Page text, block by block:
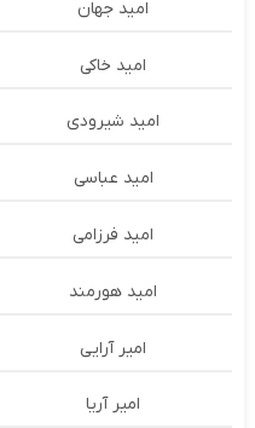
امید جهان
امید خاکی
امید شیرودی
امید عباسی
امید فرزامی
امید هورمند
امیر آرایی
امیر آریا